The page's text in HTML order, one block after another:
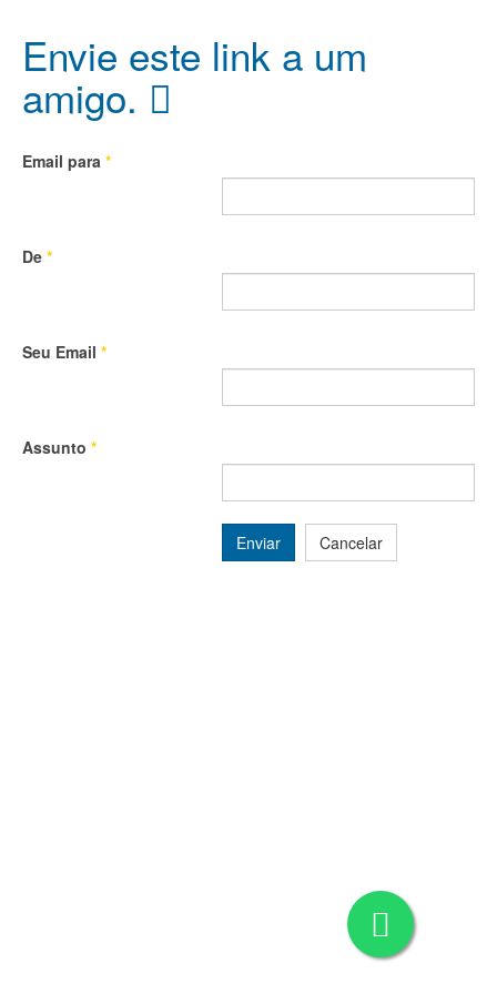
Envie este link a um
amigo.
Email para *
De *
Seu Email *
Assunto *
Enviar Cancelar